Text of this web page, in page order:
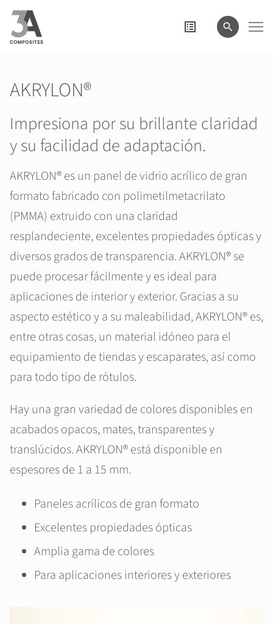
el
término
de
AKRYLON®
Impresiona por su brillante claridad
y su facilidad de adaptación.
AKRYLON® es un panel de vidrio acrílico de gran
formato fabricado con polimetilmetacrilato
(PMMA) extruido con una claridad
resplandeciente, excelentes propiedades ópticas y
diversos grados de transparencia. AKRYLON® se
puede procesar fácilmente y es ideal para
aplicaciones de interior y exterior. Gracias a su
aspecto estético y a su maleabilidad, AKRYLON® es,
entre otras cosas, un material idóneo para el
equipamiento de tiendas y escaparates, así como
para todo tipo de rótulos.
Hay una gran variedad de colores disponibles en
acabados opacos, mates, transparentes y
translúcidos. AKRYLON® está disponible en
espesores de 1 a 15 mm.
Paneles acrílicos de gran formato
Excelentes propiedades ópticas
Amplia gama de colores
Para aplicaciones interiores y exteriores